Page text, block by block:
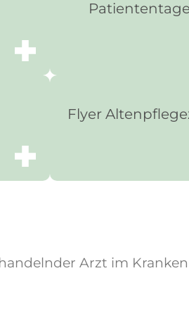
Flyer
Arzt im